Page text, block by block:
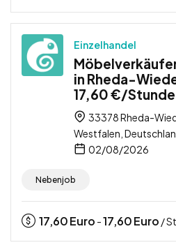
Einzelhandel
in Rheda-
17,60 €/
33378 Rheda-
Westfalen,
02/08/2026
Nebenjob
17,60Euro -17,60Euro /